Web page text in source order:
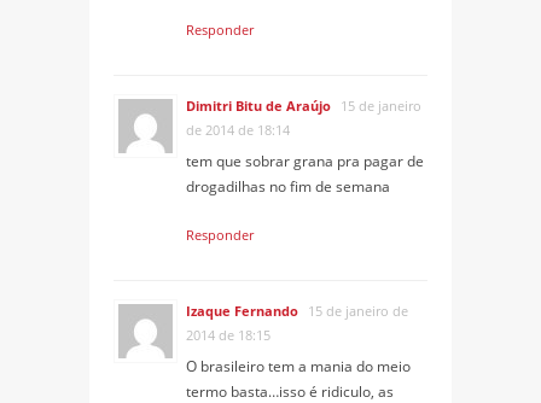
Responder
Dimitri Bitu de Araújo 15 de janeiro
de 2014 de 18:14
tem que sobrar grana pra pagar de
drogadilhas no fim de semana
Responder
Izaque Fernando 15 de janeiro de
2014 de 18:15
O brasileiro tem a mania do meio
termo basta…isso é ridiculo, as